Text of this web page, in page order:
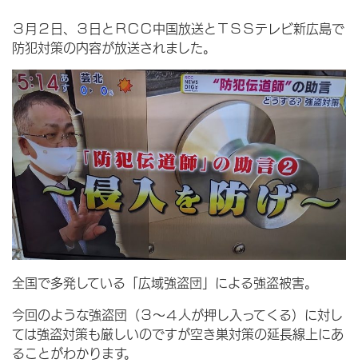
３月２日、３日とＲＣＣ中国放送とＴＳＳテレビ新広島で
防犯対策の内容が放送されました。
全国で多発している「広域強盗団」による強盗被害。
今回のような強盗団（３～４人が押し入ってくる）に対し
ては強盗対策も厳しいのですが空き巣対策の延長線上にあ
ることがわかります。